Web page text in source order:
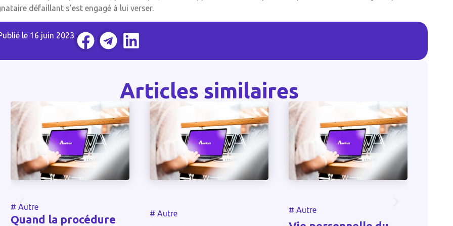
défaillant s’est engagé à lui verser.
le 16 juin 2023
Articles similaires
# Autre